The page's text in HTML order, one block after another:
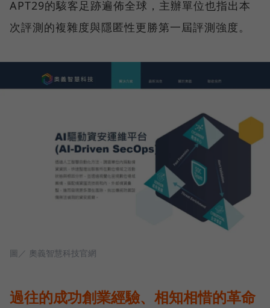
APT29的駭客足跡遍佈全球，主辦單位也指出本
次評測的複雜度與隱匿性更勝第一屆評測強度。
圖／ 奧義智慧科技官網
過往的成功創業經驗、相知相惜的革命